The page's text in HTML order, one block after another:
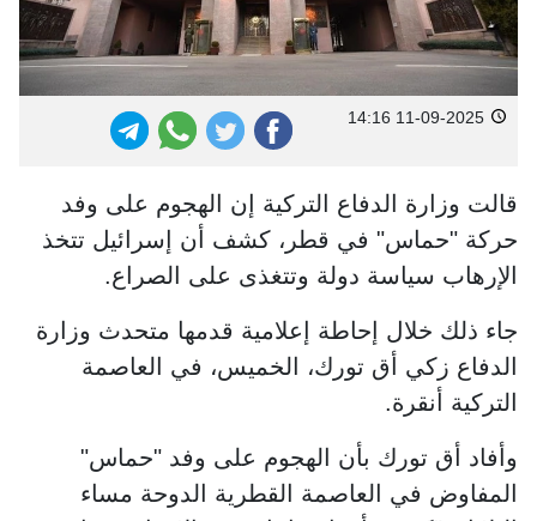
قالت وزارة الدفاع التركية إن الهجوم على وفد
حركة "حماس" في قطر، كشف أن إسرائيل تتخذ
الإرهاب سياسة دولة وتتغذى على الصراع.
جاء ذلك خلال إحاطة إعلامية قدمها متحدث وزارة
الدفاع زكي أق تورك، الخميس، في العاصمة
التركية أنقرة.
وأفاد أق تورك بأن الهجوم على وفد "حماس"
المفاوض في العاصمة القطرية الدوحة مساء